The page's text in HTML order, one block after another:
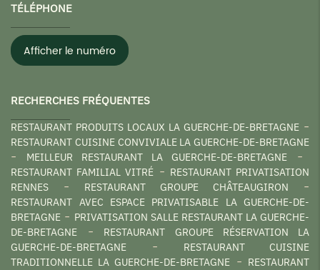
TÉLÉPHONE
Afficher le numéro
RECHERCHES FRÉQUENTES
RESTAURANT PRODUITS LOCAUX LA GUERCHE-DE-BRETAGNE
RESTAURANT CUISINE CONVIVIALE LA GUERCHE-DE-BRETAGNE
MEILLEUR RESTAURANT LA GUERCHE-DE-BRETAGNE
RESTAURANT FAMILIAL VITRÉ
RESTAURANT PRIVATISATION
RENNES
RESTAURANT GROUPE CHÂTEAUGIRON
RESTAURANT AVEC ESPACE PRIVATISABLE LA GUERCHE-DE-
BRETAGNE
PRIVATISATION SALLE RESTAURANT LA GUERCHE-
DE-BRETAGNE
RESTAURANT GROUPE RÉSERVATION LA
GUERCHE-DE-BRETAGNE
RESTAURANT CUISINE
TRADITIONNELLE LA GUERCHE-DE-BRETAGNE
RESTAURANT